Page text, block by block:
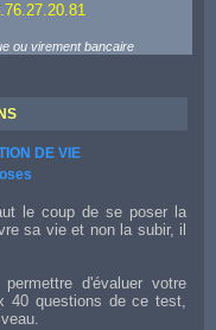
ou virement bancaire
DE VIE
le coup de se poser la
sa vie et non la subir, il
d'évaluer votre
40 questions de ce test,